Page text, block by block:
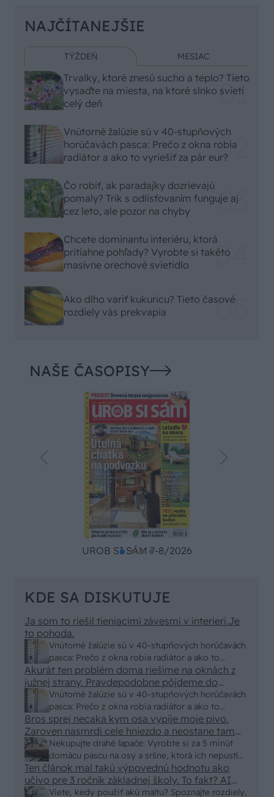
NAJČÍTANEJŠIE
TÝŽDEŇ MESIAC
Trvalky, ktoré znesú sucho a teplo? Tieto
vysaďte na miesta, na ktoré slnko svieti
celý deň
Vnútorné žalúzie sú v 40-stupňových
horúčavách pasca: Prečo z okna robia
radiátor a ako to vyriešiť za pár eur?
Čo robiť, ak paradajky dozrievajú
pomaly? Trik s odlisťovaním funguje aj
cez leto, ale pozor na chyby
Chcete dominantu interiéru, ktorá
pritiahne pohľady? Vyrobte si takéto
masívne orechové svietidlo
Ako dlho variť kukuricu? Tieto časové
rozdiely vás prekvapia
NAŠE ČASOPISY
UROB SI SÁM 7-8/2026
KDE SA DISKUTUJE
Vnútorné žalúzie sú v 40-stupňových horúčavách
pasca: Prečo z okna robia radiátor a ako to
vyriešiť za pár eur?
Ja som to riešil tieniacimi závesmi v interieri.Je
to pohoda.
Vnútorné žalúzie sú v 40-stupňových horúčavách
pasca: Prečo z okna robia radiátor a ako to
vyriešiť za pár eur?
Akurát ten problém doma riešime na oknách z
južnej strany. Pravdepodobne pôjdeme do
vonkajšieho tienenia na spôsob markízy
250x150cm. Čínsky predajcovia idú okolo 100
eur kus.
Nekupujte drahé lapače: Vyrobte si za 5 minút
domácu pascu na osy a sršne, ktorá ich nepustí
von
Bros sprej necaka kym osa vypije moje pivo.
Zaroven nasmrdi cele hniezdo a neostane tam
nic zive. Vasa pasca naucinke moc efektivne.
Skor pritiahne slimaky
Viete, kedy použiť akú maltu? Spoznajte rozdiely,
Ten článok mal takú výpovednú hodnotu ako
učivo pre 3 ročník základnej školy. To fakt? AI
alebo nejaka kniha z VŠ? Dnešné rychlotvrdnuce